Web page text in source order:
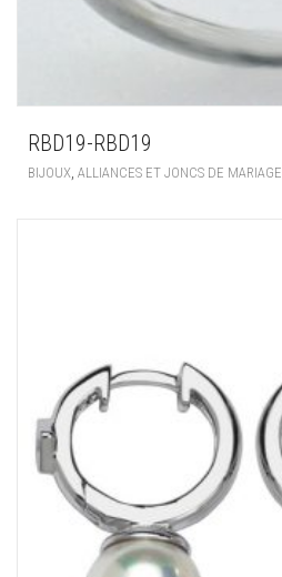
RBD19-RBD19
BIJOUX ALLIANCES ET JONCS DE MARIAGE